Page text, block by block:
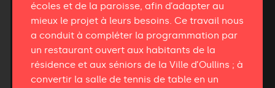
écoles et de la paroisse, afin d’adapter au
mieux le projet à leurs besoins. Ce travail nous
a conduit à compléter la programmation par
un restaurant ouvert aux habitants de la
résidence et aux séniors de la Ville d’Oullins ; à
convertir la salle de tennis de table en un